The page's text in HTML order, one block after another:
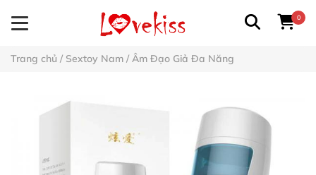
0
Trang chủ / Sextoy Nam / Âm Đạo Giả Đa Năng